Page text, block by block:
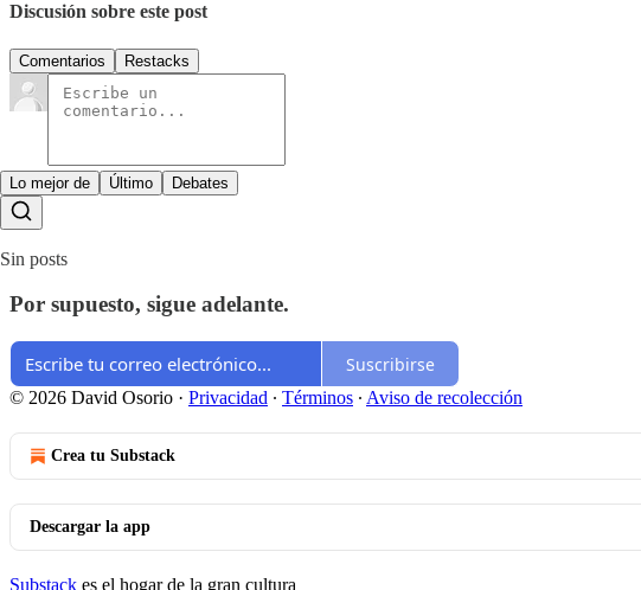
Discusión sobre este post
Comentarios Restacks
Lo mejor de Último Debates
Sin posts
Por supuesto, sigue adelante.
Suscribirse
© 2026 David Osorio · Privacidad ∙ Términos ∙ Aviso de recolección
Crea tu Substack
Descargar la app
Substack es el hogar de la gran cultura